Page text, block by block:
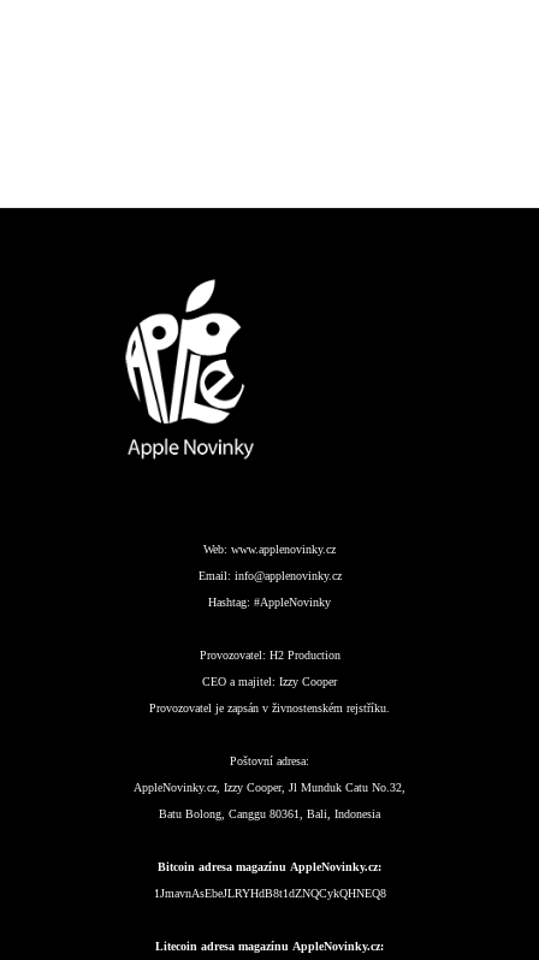
Web: www.applenovinky.cz
Email: info@applenovinky.cz
Hashtag: #AppleNovinky
Provozovatel: H2 Production
CEO a majitel: Izzy Cooper
Provozovatel je zapsán v živnostenském rejstříku.
Poštovní adresa:
AppleNovinky.cz, Izzy Cooper, Jl Munduk Catu No.32,
Batu Bolong, Canggu 80361, Bali, Indonesia
Bitcoin adresa magazínu AppleNovinky.cz:
1JmavnAsEbeJLRYHdB8t1dZNQCykQHNEQ8
Litecoin adresa magazínu AppleNovinky.cz: